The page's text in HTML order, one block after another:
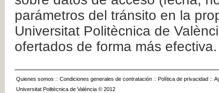
parámetros del tránsito en la
Universitat Politècnica de
ofertados de forma más efectiva.
Quienes somos :: Condiciones generales de contratación :: Política de privacidad ::
Universitat Politècnica de València © 2012